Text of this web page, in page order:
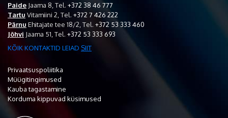
Paide Jaama 8, Tel. +372 38 46 777
Tartu Vitamiini 2, Tel. +372 7 426 222
Pärnu Ehitajate tee 18/2, Tel. +372 53 333 460
Jõhvi Jaama 51, Tel. +372 53 333 693
KÕIK KONTAKTID LEIAD SIIT
Privaatsuspoliitika
Müügitingimused
Kauba tagastamine
Korduma kippuvad küsimused